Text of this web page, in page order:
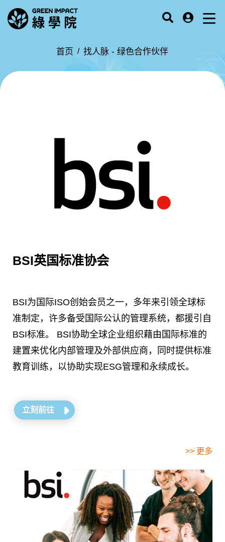
首页 找人脉 -绿色合作伙伴
BSI英国标准协会
BSI为国际ISO创始会员之一，多年来引领全球标
准制定，许多备受国际公认的管理系统，都援引自
BSI标准。 BSI协助全球企业组织藉由国际标准的
建置来优化内部管理及外部供应商，同时提供标准
教育训练，以协助实现ESG管理和永续成长。
立刻前往
>> 更多